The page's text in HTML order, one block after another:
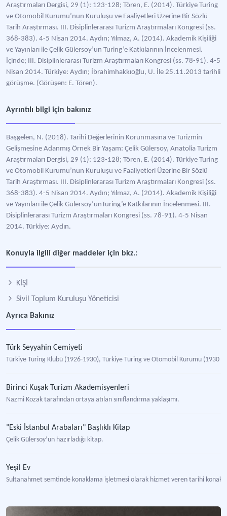
Araştırmaları Dergisi, 29 (1): 123-128; Tören, E. (2014). Türkiye Turing
ve Otomobil Kurumu’nun Kuruluşu ve Faaliyetleri Üzerine Bir Sözlü
Tarih Araştırması. III. Disiplinlerarası Turizm Araştırmaları Kongresi (ss.
368-383). 4-5 Nisan 2014. Aydın; Yılmaz, A. (2014). Akademik Kişiliği
ve Yayınları ile Çelik Gülersoy’un Turing’e Katkılarının İncelenmesi.
İçinde; III. Disiplinlerarası Turizm Araştırmaları Kongresi (ss. 78-91). 4-5
Nisan 2014. Türkiye: Aydın; İbrahimhakkıoğlu, U. İle 25.11.2013 tarihli
görüşme. (Görüşen: E. Tören).
Ayrıntılı bilgi için bakınız
Başgelen, N. (2018). Tarihi Değerlerinin Korunmasına ve Turizmin
Gelişmesine Adanmış Örnek Bir Yaşam: Çelik Gülersoy, Anatolia Turizm
Araştırmaları Dergisi, 29 (1): 123-128; Tören, E. (2014). Türkiye Turing
ve Otomobil Kurumu’nun Kuruluşu ve Faaliyetleri Üzerine Bir Sözlü
Tarih Araştırması. III. Disiplinlerarası Turizm Araştırmaları Kongresi (ss.
368-383). 4-5 Nisan 2014. Aydın; Yılmaz, A. (2014). Akademik Kişiliği
ve Yayınları ile Çelik Gülersoy’unTuring’e Katkılarının İncelenmesi. III.
Disiplinlerarası Turizm Araştırmaları Kongresi (ss. 78-91). 4-5 Nisan
2014. Türkiye: Aydın.
Konuyla ilgili diğer maddeler için bkz.:
KİŞİ
Sivil Toplum Kuruluşu Yöneticisi
Ayrıca Bakınız
Türk Seyyahin Cemiyeti
Türkiye Turing Klubü (1926-1930), Türkiye Turing ve Otomobil Kurumu (1930 -
Birinci Kuşak Turizm Akademisyenleri
Nazmi Kozak tarafından ortaya atılan sınıflandırma yaklaşımı.
"Eski İstanbul Arabaları" Başlıklı Kitap
Çelik Gülersoy’un hazırladığı kitap.
Yeşil Ev
Sultanahmet semtinde konaklama işletmesi olarak hizmet veren tarihi konak.
Kapalı Çarşının Romanı Başlıklı Kitap